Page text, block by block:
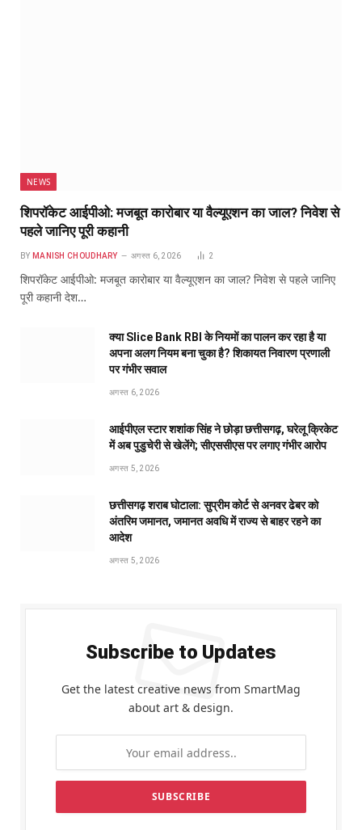
NEWS
शिपरॉकेट आईपीओ: मजबूत कारोबार या वैल्यूएशन का जाल? निवेश से
पहले जानिए पूरी कहानी
BY MANISH CHOUDHARY अगस्त 6, 2026 2
शिपरॉकेट आईपीओ: मजबूत कारोबार या वैल्यूएशन का जाल? निवेश से पहले जानिए
पूरी कहानी देश…
क्या Slice Bank RBI के नियमों का पालन कर रहा है या
अपना अलग नियम बना चुका है? शिकायत निवारण प्रणाली
पर गंभीर सवाल
अगस्त 6, 2026
आईपीएल स्टार शशांक सिंह ने छोड़ा छत्तीसगढ़, घरेलू क्रिकेट
में अब पुडुचेरी से खेलेंगे; सीएससीएस पर लगाए गंभीर आरोप
अगस्त 5, 2026
छत्तीसगढ़ शराब घोटाला: सुप्रीम कोर्ट से अनवर ढेबर को
अंतरिम जमानत, जमानत अवधि में राज्य से बाहर रहने का
आदेश
अगस्त 5, 2026
Subscribe to Updates
Get the latest creative news from SmartMag
about art & design.